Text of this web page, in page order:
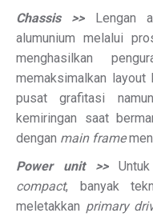
Chassis >> Lengan
alumunium melalui
menghasilkan
memaksimalkan
pusat grafitasi
kemiringan saat
dengan main frame
Power unit >>
compact, banyak
meletakkan primary